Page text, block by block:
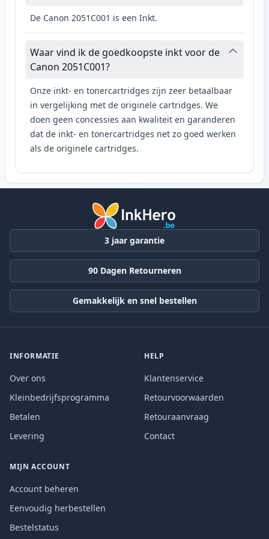
De Canon 2051C001 is een Inkt.
Waar vind ik de goedkoopste inkt voor de
Canon 2051C001?
Onze inkt- en tonercartridges zijn zeer betaalbaar
in vergelijking met de originele cartridges. We
doen geen concessies aan kwaliteit en garanderen
dat de inkt- en tonercartridges net zo goed werken
als de originele cartridges.
3 jaar garantie
90 Dagen Retourneren
Gemakkelijk en snel bestellen
INFORMATIE
Over ons
Kleinbedrijfsprogramma
Betalen
Levering
HELP
Klantenservice
Retourvoorwaarden
Retouraanvraag
Contact
MIJN ACCOUNT
Account beheren
Eenvoudig herbestellen
Bestelstatus